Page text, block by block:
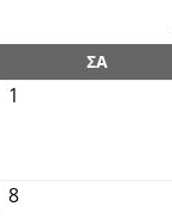
ΣΑ
1
8